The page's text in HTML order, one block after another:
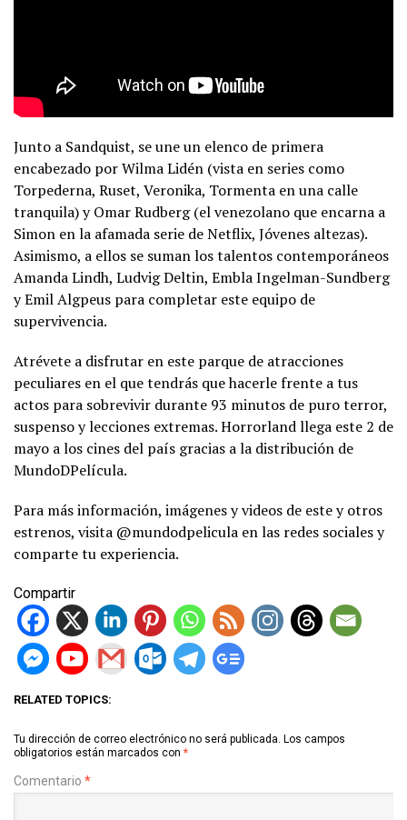
Junto a Sandquist, se une un elenco de primera
encabezado por Wilma Lidén (vista en series como
Torpederna, Ruset, Veronika, Tormenta en una calle
tranquila) y Omar Rudberg (el venezolano que encarna a
Simon en la afamada serie de Netflix, Jóvenes altezas).
Asimismo, a ellos se suman los talentos contemporáneos
Amanda Lindh, Ludvig Deltin, Embla Ingelman-Sundberg
y Emil Algpeus para completar este equipo de
supervivencia.
Atrévete a disfrutar en este parque de atracciones
peculiares en el que tendrás que hacerle frente a tus
actos para sobrevivir durante 93 minutos de puro terror,
suspenso y lecciones extremas. Horrorland llega este 2 de
mayo a los cines del país gracias a la distribución de
MundoDPelícula.
Para más información, imágenes y videos de este y otros
estrenos, visita @mundodpelicula en las redes sociales y
comparte tu experiencia.
Compartir
RELATED TOPICS:
Tu dirección de correo electrónico no será publicada. Los campos
obligatorios están marcados con *
Comentario *